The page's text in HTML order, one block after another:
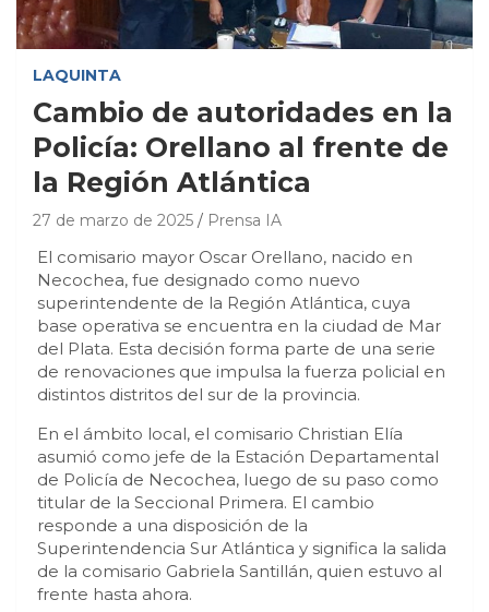
LAQUINTA
Cambio de autoridades en la
Policía: Orellano al frente de
la Región Atlántica
27 de marzo de 2025 Prensa IA
El comisario mayor Oscar Orellano, nacido en
Necochea, fue designado como nuevo
superintendente de la Región Atlántica, cuya
base operativa se encuentra en la ciudad de Mar
del Plata. Esta decisión forma parte de una serie
de renovaciones que impulsa la fuerza policial en
distintos distritos del sur de la provincia.
En el ámbito local, el comisario Christian Elía
asumió como jefe de la Estación Departamental
de Policía de Necochea, luego de su paso como
titular de la Seccional Primera. El cambio
responde a una disposición de la
Superintendencia Sur Atlántica y significa la salida
de la comisario Gabriela Santillán, quien estuvo al
frente hasta ahora.